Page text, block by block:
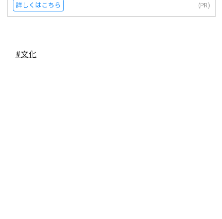
詳しくはこちら (PR)
#文化